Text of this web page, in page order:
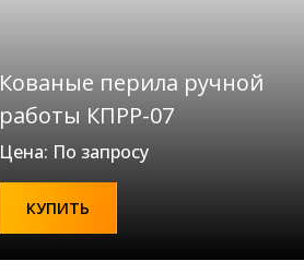
Кованые перила ручной
работы КПРР-07
Цена: По запросу
КУПИТЬ